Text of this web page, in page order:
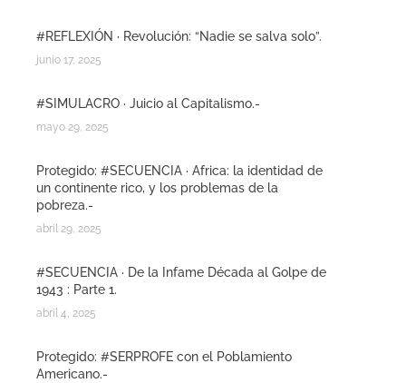
#REFLEXIÓN · Revolución: “Nadie se salva solo”.
junio 17, 2025
#SIMULACRO · Juicio al Capitalismo.-
mayo 29, 2025
Protegido: #SECUENCIA · Africa: la identidad de
un continente rico, y los problemas de la
pobreza.-
abril 29, 2025
#SECUENCIA · De la Infame Década al Golpe de
1943 : Parte 1.
abril 4, 2025
Protegido: #SERPROFE con el Poblamiento
Americano.-